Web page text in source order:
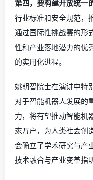
第四，要构建开放统一
行业标准和安全规范，
通过国际性挑战赛的形
性和产业落地潜力的优
的实用化进程。
姚期智院士在演讲中特
对于智能机器人发展的
力，将有望推动智能机
家万户，为人类社会创
会确立了学术研究与产
技术融合与产业变革指